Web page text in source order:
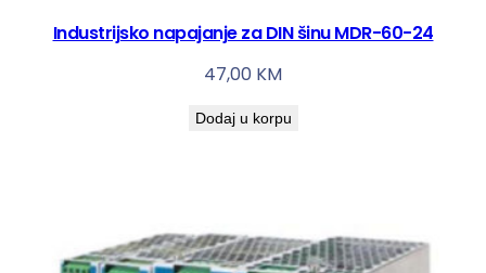
Industrijsko napajanje za DIN šinu MDR-60-24
47,00 KM
Dodaj u korpu